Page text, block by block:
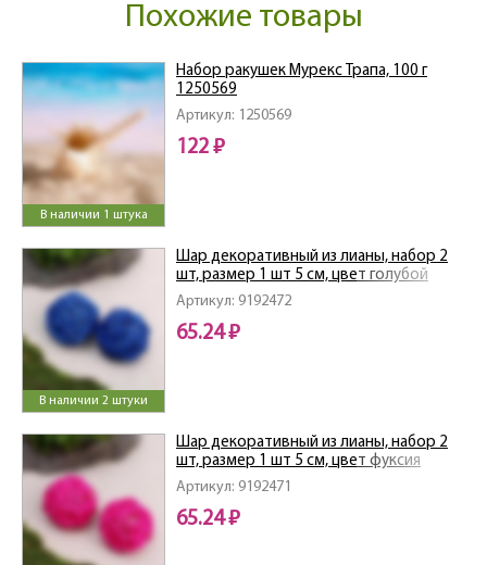
Похожие товары
В наличии 1 штука
Артикул: 1250569
Набор ракушек Мурекс Трапа, 100 г
1250569
122 ₽
В наличии 2 штуки
Артикул: 9192472
Шар декоративный из лианы, набор 2
шт, размер 1 шт 5 см, цвет голубой
9192472
65.24 ₽
Артикул: 9192471
Шар декоративный из лианы, набор 2
шт, размер 1 шт 5 см, цвет фуксия
9192471
65.24 ₽